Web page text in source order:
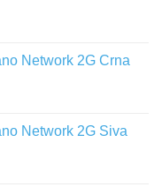
Network 2G Crna
Network 2G Siva